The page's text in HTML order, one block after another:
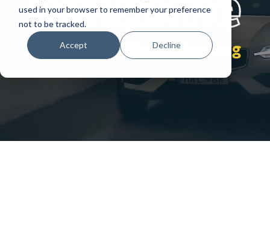
used in your browser to remember your preference
not to be tracked.
Accept Decline
kentekenherkenning